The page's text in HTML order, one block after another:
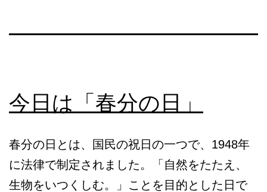
今日は「春分の日」
春分の日とは、国民の祝日の一つで、1948年
に法律で制定されました。「自然をたたえ、
生物をいつくしむ。」ことを目的とした日で